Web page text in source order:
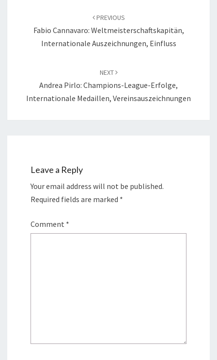
PREVIOUS
Fabio Cannavaro: Weltmeisterschaftskapitän,
Internationale Auszeichnungen, Einfluss
NEXT
Andrea Pirlo: Champions-League-Erfolge,
Internationale Medaillen, Vereinsauszeichnungen
Leave a Reply
Your email address will not be published.
Required fields are marked *
Comment *